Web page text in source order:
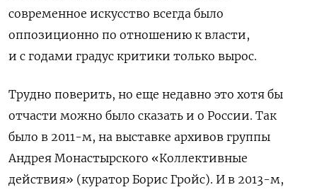
современное искусство всегда было
оппозиционно по отношению к власти,
и с годами градус критики только вырос.
Трудно поверить, но еще недавно это хотя бы
отчасти можно было сказать и о России. Так
было в 2011-м, на выставке архивов группы
Андрея Монастырского «Коллективные
действия» (куратор Борис Гройс). И в 2013-м,